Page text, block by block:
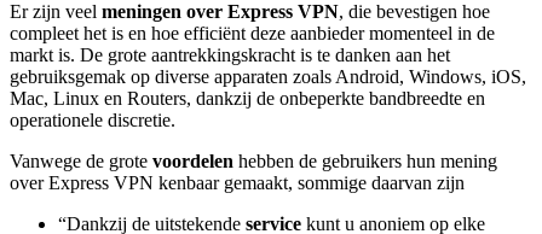
Er zijn veel meningen over Express VPN, die bevestigen hoe
compleet het is en hoe efficiënt deze aanbieder momenteel in de
markt is. De grote aantrekkingskracht is te danken aan het
gebruiksgemak op diverse apparaten zoals Android, Windows, iOS,
Mac, Linux en Routers, dankzij de onbeperkte bandbreedte en
operationele discretie.
Vanwege de grote voordelen hebben de gebruikers hun mening
over Express VPN kenbaar gemaakt, sommige daarvan zijn
“Dankzij de uitstekende service kunt u anoniem op elke